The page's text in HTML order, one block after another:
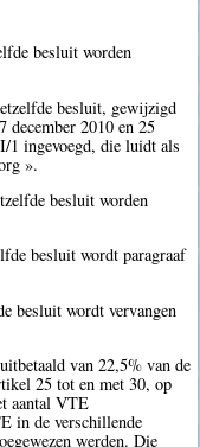
besluit worden
besluit, gewijzigd
december 2010 en 25
1 ingevoegd, die luidt als
».
besluit worden
besluit wordt paragraaf
besluit wordt vervangen
van 22,5% van de
25 tot en met 30, op
aantal VTE
in de verschillende
werden. Die